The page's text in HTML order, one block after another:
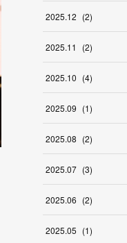
2025.12 (2)
2025.11 (2)
2025.10 (4)
2025.09 (1)
2025.08 (2)
2025.07 (3)
2025.06 (2)
2025.05 (1)